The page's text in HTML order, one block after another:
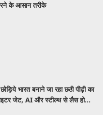
के आसान तरीके
भारत बनाने जा रहा छठी पीढ़ी का
जेट, AI और स्टील्थ से लैस होगा